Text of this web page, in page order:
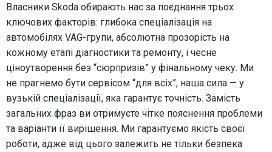
Власники Skoda обирають нас за поєднання трьох
ключових факторів: глибока спеціалізація на
автомобілях VAG-групи, абсолютна прозорість на
кожному етапі діагностики та ремонту, і чесне
ціноутворення без “сюрпризів” у фінальному чеку. Ми
не прагнемо бути сервісом “для всіх”, наша сила — у
вузькій спеціалізації, яка гарантує точність. Замість
загальних фраз ви отримуєте чітке пояснення проблеми
та варіанти її вирішення. Ми гарантуємо якість своєї
роботи, адже від цього залежить не тільки безпека